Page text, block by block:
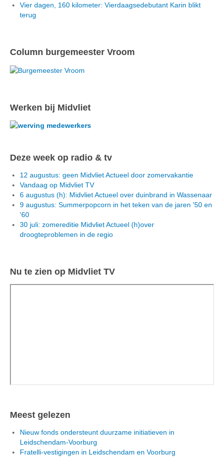
Vier dagen, 160 kilometer: Vierdaagsedebutant Karin blikt
terug
Column burgemeester Vroom
Werken bij Midvliet
Deze week op radio & tv
12 augustus: geen Midvliet Actueel door zomervakantie
Vandaag op Midvliet TV
6 augustus (h): Midvliet Actueel over duinbrand in Wassenaar
9 augustus: Summerpopcorn in het teken van de jaren '50 en
'60
30 juli: zomereditie Midvliet Actueel (h)over
droogteproblemen in de regio
Nu te zien op Midvliet TV
Meest gelezen
Nieuw fonds ondersteunt duurzame initiatieven in
Leidschendam-Voorburg
Fratelli-vestigingen in Leidschendam en Voorburg